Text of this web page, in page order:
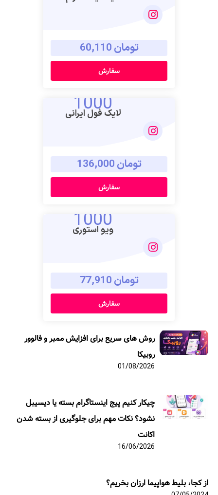
تومان 60,110
سفارش
1000
لایک فول ایرانی
تومان 136,000
سفارش
1000
ویو استوری
تومان 77,910
سفارش
روش های سریع برای افزایش ممبر و فالوور
روبیکا
01/08/2026
چیکار کنیم پیج اینستاگرام بسته یا دیسیبل
نشود؟ نکات مهم برای جلوگیری از بسته شدن
اکانت
16/06/2026
از کجا، بلیط هواپیما ارزان بخریم؟